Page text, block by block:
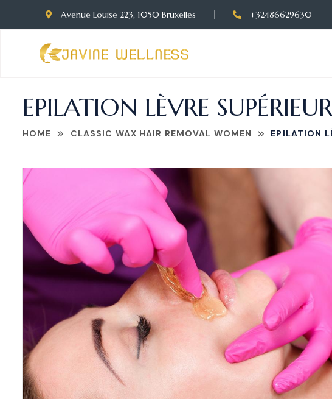
Avenue Louise 223, 1050 Bruxelles +32486629630
EPILATION LÈVRE
HOME CLASSIC WAX HAIR REMOVAL WOMEN EPILATION